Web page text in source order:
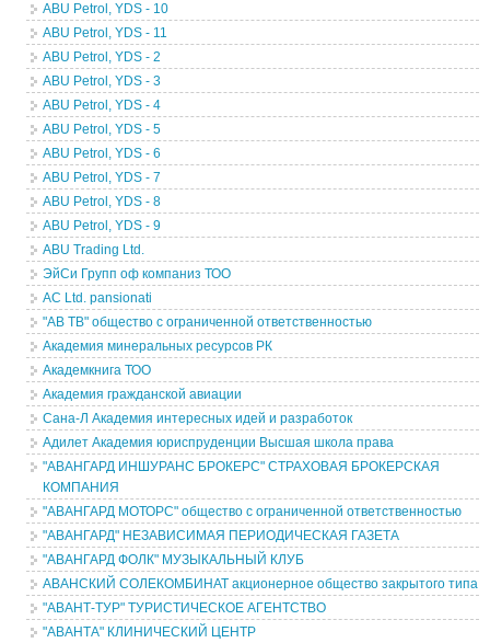
ABU Petrol, YDS - 10
ABU Petrol, YDS - 11
ABU Petrol, YDS - 2
ABU Petrol, YDS - 3
ABU Petrol, YDS - 4
ABU Petrol, YDS - 5
ABU Petrol, YDS - 6
ABU Petrol, YDS - 7
ABU Petrol, YDS - 8
ABU Petrol, YDS - 9
ABU Trading Ltd.
ЭйСи Групп оф компаниз ТОО
AC Ltd. pansionati
"АВ ТВ" общество с ограниченной ответственностью
Академия минеральных ресурсов РК
Академкнига ТОО
Академия гражданской авиации
Сана-Л Академия интересных идей и разработок
Адилет Академия юриспруденции Высшая школа права
"АВАНГАРД ИНШУРАНС БРОКЕРС" СТРАХОВАЯ БРОКЕРСКАЯ
КОМПАНИЯ
"АВАНГАРД МОТОРС" общество с ограниченной ответственностью
"АВАНГАРД" НЕЗАВИСИМАЯ ПЕРИОДИЧЕСКАЯ ГАЗЕТА
"АВАНГАРД ФОЛК" МУЗЫКАЛЬНЫЙ КЛУБ
АВАНСКИЙ СОЛЕКОМБИНАТ акционерное общество закрытого типа
"АВАНТ-ТУР" ТУРИСТИЧЕСКОЕ АГЕНТСТВО
"АВАНТА" КЛИНИЧЕСКИЙ ЦЕНТР